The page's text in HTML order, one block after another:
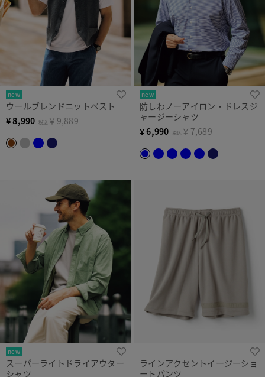
new
ウールブレンドニットベスト
¥8,990 税込 ￥9,889
new
防しわノーアイロン・ドレスジ
ャージーシャツ
¥6,990 税込 ￥7,689
new
スーパーライトドライアウター
シャツ
ラインアクセントイージーショ
ートパンツ